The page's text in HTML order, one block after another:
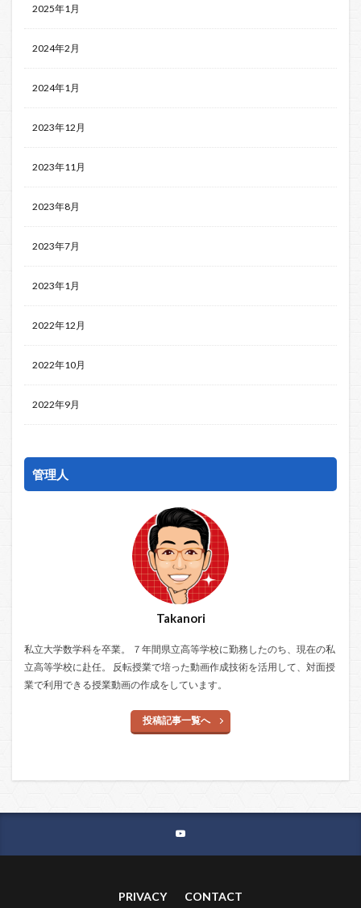
2025年1月
2024年2月
2024年1月
2023年12月
2023年11月
2023年8月
2023年7月
2023年1月
2022年12月
2022年10月
2022年9月
管理人
Takanori
私立大学数学科を卒業。 ７年間県立高等学校に勤務したのち、現在の私
立高等学校に赴任。 反転授業で培った動画作成技術を活用して、対面授
業で利用できる授業動画の作成をしています。
投稿記事一覧へ
PRIVACY CONTACT